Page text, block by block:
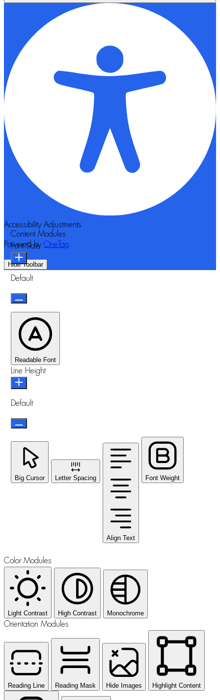
Accessibility Adjustments
Powered by OneTap
Hide Toolbar
Content Modules
Font Size
Default
Readable Font
Line Height
Default
Big Cursor Letter Spacing
Align Text
Font Weight
Color Modules
Light Contrast High Contrast Monochrome
Orientation Modules
Reading Line Reading Mask Hide Images Highlight Content